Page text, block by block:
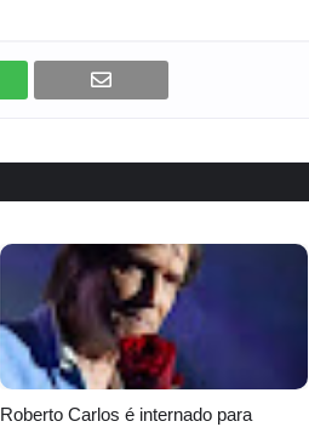
Roberto Carlos é internado para